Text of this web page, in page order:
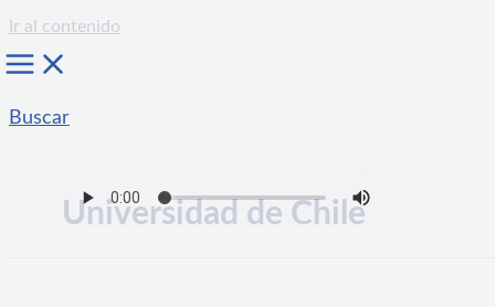
Ir al contenido
Buscar
Universidad de Chile